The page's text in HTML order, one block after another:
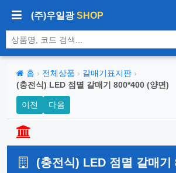
(주)우일광SHOP
상품 검색
홈 › 전체상품 › 갈매기표지판 ›
(충전식) LED 점멸 갈매기 800*400 (양면)
이전 다음
(충전식) LED 점멸 갈매기